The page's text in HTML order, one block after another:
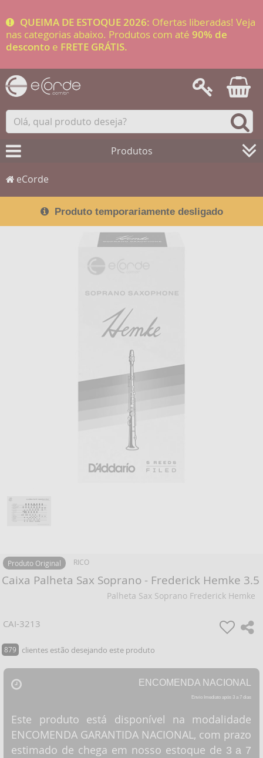
QUEIMA DE ESTOQUE 2026: Ofertas liberadas! Veja
nas categorias abaixo. Produtos com até 90% de
desconto e FRETE GRÁTIS.
Produtos
eCorde
Produto temporariamente desligado
Produto Original RICO
Caixa Palheta Sax Soprano - Frederick Hemke 3.5
Palheta Sax Soprano Frederick Hemke
CAI-3213
879 clientes estão desejando este produto
ENCOMENDA NACIONAL
Envio Imediato após 3 a 7 dias
Este produto está disponível na modalidade
ENCOMENDA GARANTIDA NACIONAL, com prazo
estimado de chega em nosso estoque de 3 a 7